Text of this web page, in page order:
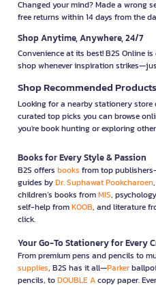
Changed your mind? Made a wrong
free returns within 14 days from the
Shop Anytime, Anywhere, 24/7
Convenience at its best! B2S Online
shop whenever inspiration
Shop Recommended
Looking for a nearby stationery store
curated top picks you can browse
you're book hunting or exploring
Books for Every Style & Passion
B2S offers books from top
guides byDr. Suphawat Pookcharoen
children’s books fromMIS,
self-help fromKOOB, and literature
click.
Your Go-To Stationery for Every
From premium pens and pencils to
supplies, B2S has it all—Parker
pencils, toDOUBLE Acopy paper.